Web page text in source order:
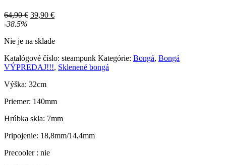
64,90€ Pôvodná
64,90 €.
39,90 €Aktuálna
39,90 €.
-38.5%
Nie je na sklade
Katalógové číslo: steampunk Kategórie: Bongá, Bongá
VÝPREDAJ!!!, Sklenené bongá
Výška: 32cm
Priemer: 140mm
Hrúbka skla: 7mm
Pripojenie: 18,8mm/14,4mm
Precooler : nie